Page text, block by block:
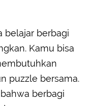
belajar berbagi
Kamu bisa
puzzle bersama.
berbagi